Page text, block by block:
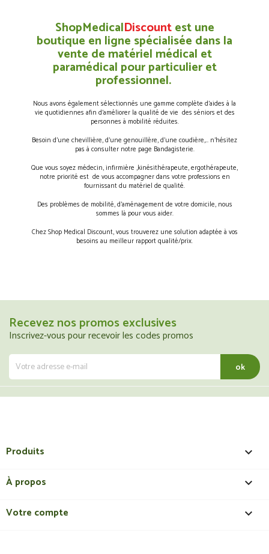
ShopMedicalDiscountest une
boutique en ligne spécialisée dans la
vente de matériel médical et
paramédical pour particulier et
professionnel.
Nous avons également sélectionnés une gamme complète d’aides à la
vie quotidiennes afin d’améliorer la qualité de vie des séniors et des
personnes à mobilité réduites.
Besoin d’une chevillière, d’une genouillère, d’une coudière,… n’hésitez
pas à consulter notre page Bandagisterie.
Que vous soyez médecin, infirmière ,kinésithérapeute, ergothérapeute,
notre priorité est de vous accompagner dans votre professions en
fournissant du matériel de qualité.
Des problèmes de mobilité, d’aménagement de votre domicile, nous
sommes là pour vous aider.
Chez Shop Medical Discount, vous trouverez une solution adaptée à vos
besoins au meilleur rapport qualité/prix.
Recevez nos promos exclusives
Inscrivez-vous pour recevoir les codes promos
Produits 
À propos 
Votre compte 